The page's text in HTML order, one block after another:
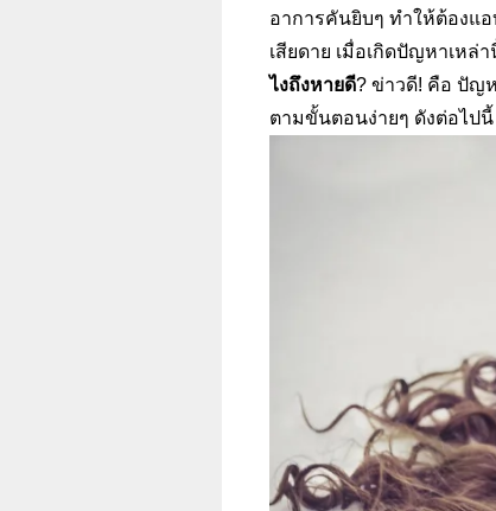
อาการคันยิบๆ ทำให้ต้องแอ
เสียดาย เมื่อเกิดปัญหาเห
ไงถึงหายดี?ข่าวดี! คือ ปัญห
ตามขั้นตอนง่ายๆ ดังต่อไปนี้